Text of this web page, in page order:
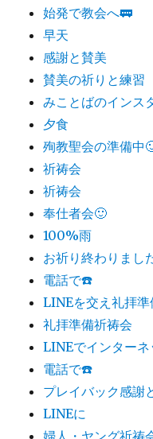
始発で教会へ🚃
早天
感謝と賛美
賛美の祈りと練習
みことばのインス
夕食
殉教聖会の準備中
祈祷会
祈祷会
奉仕者会🙂
100%雨
お祈り終わりまし
電話で☎️
LINEを交え礼拝
礼拝準備祈祷会
LINEでインターネ
電話で☎️
プレイバック感謝
LINEに